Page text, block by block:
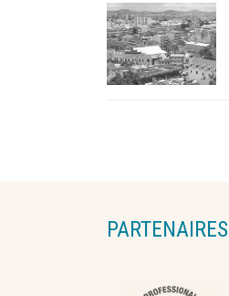
PARTENAIRES